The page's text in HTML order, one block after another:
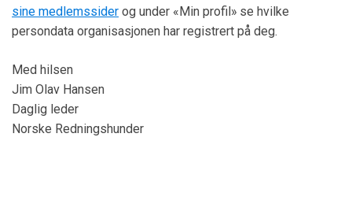
sine medlemssider og under «Min profil» se hvilke
persondata organisasjonen har registrert på deg.
Med hilsen
Jim Olav Hansen
Daglig leder
Norske Redningshunder